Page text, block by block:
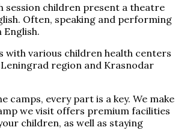
session children present a theatre
Often, speaking and performing
with various children health centers
region and Krasnodar
camps, every part is a key. We make
we visit offers premium facilities
children, as well as staying